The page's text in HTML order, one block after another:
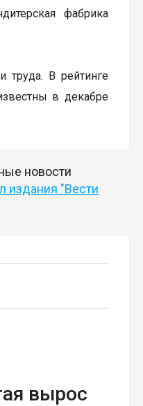
фабрика
труда. В рейтинге
в декабре
новости
издания "Вести
вырос